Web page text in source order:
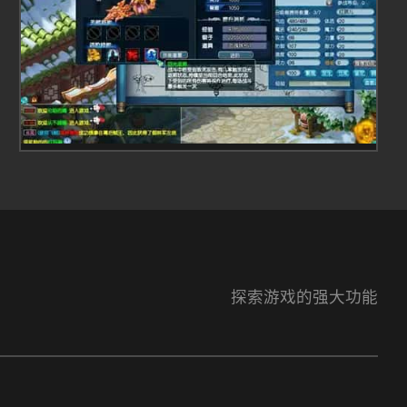
探索游戏的强大功能